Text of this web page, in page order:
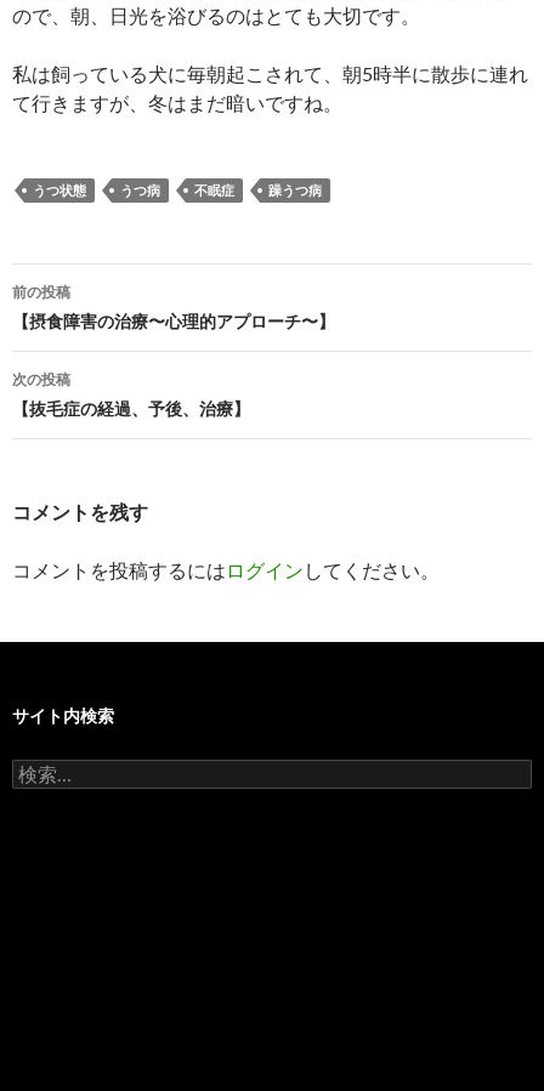
ので、朝、日光を浴びるのはとても大切です。
私は飼っている犬に毎朝起こされて、朝5時半に散歩に連れ
て行きますが、冬はまだ暗いですね。
うつ状態 うつ病 不眠症 躁うつ病
投
稿
ナ
ビ
ョ
前の投稿
【摂食障害の治療〜心理的アプローチ〜】
次の投稿
【抜毛症の経過、予後、治療】
コメントを残す
コメントを投稿するには ログイン してください。
サイト内検索
検
索: